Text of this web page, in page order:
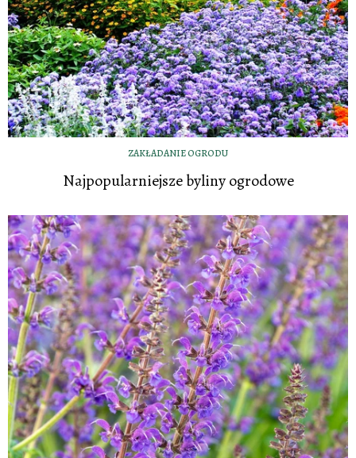
ZAKŁADANIE OGRODU
Najpopularniejsze byliny ogrodowe